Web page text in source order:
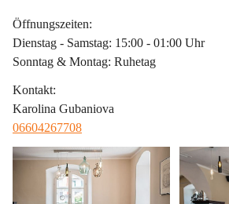
Öffnungszeiten:
Dienstag - Samstag: 15:00 - 01:00 Uhr
Sonntag & Montag: Ruhetag
Kontakt:
Karolina Gubaniova
06604267708